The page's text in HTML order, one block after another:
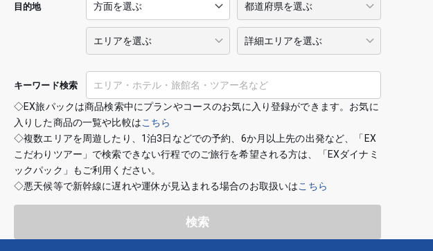
目的地
キーワード検索
◇EX旅パックは商品検索中にプランやコースのお気に入り登録ができます。お気に
入りした商品の一覧や比較はこちら
◇複数エリアを周遊したり、1泊3日などでの予約、6か月以上先の出発など、「EX
こだわりツアー」で検索できない行程でのご旅行を希望される方は、「EXダイナミ
ックパック」もご利用ください。
◇悪天候等で新幹線に遅れや運休が見込まれる場合のお取扱いはこちら
検索